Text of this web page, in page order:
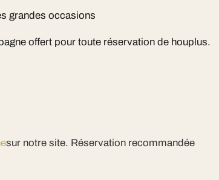
grandes occasions
offert pour toute réservation de houplus.
sur notre site. Réservation recommandée